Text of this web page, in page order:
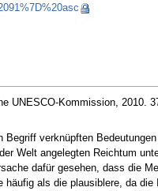
UNESCO-Kommission, 2010.
verknüpften
Welt angelegten Reichtum
dafür gesehen, dass die
als die plausiblere, da die